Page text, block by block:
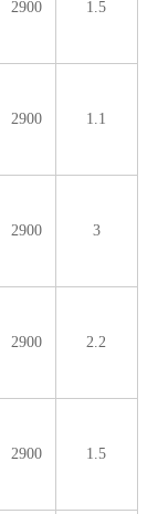
2900 1.5
2900 1.1
2900 3
2900 2.2
2900 1.5